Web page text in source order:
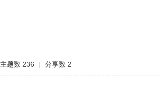
主题数 236 | 分享数 2